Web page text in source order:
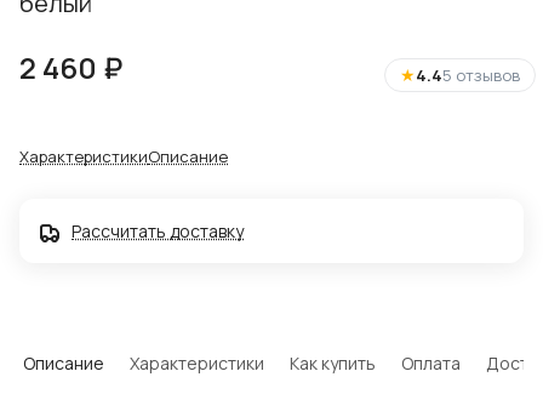
2 460 ₽ ★4.45 отзывов
ХарактеристикиОписание
Рассчитать доставку
Описание Характеристики Как купить Оплата